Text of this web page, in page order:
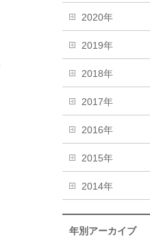
2020年
2019年
2018年
2017年
2016年
2015年
2014年
年別アーカイブ